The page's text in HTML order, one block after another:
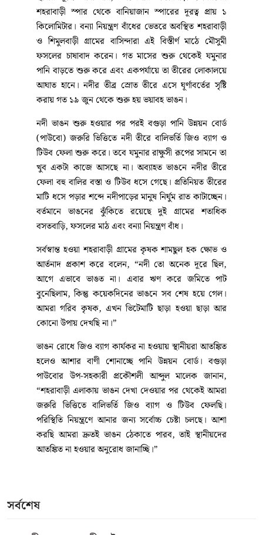
বগুড়ার ধুনট উপজেলার শহরাবাড়ী ও শিমুলবাড়ী গ্রামে গত
প্রায় দুই সপ্তাহ ধরে প্রমত্তা যমুনা নদীর তীব্র ভাঙন অব্যাহত
রয়েছে। উজান থেকে নেমে আসা পাহাড়ি ঢলে নদীর পানি বৃদ্ধি
পাওয়ায় এই ভাঙন দেখা দিয়েছে। এতে কৃষকের বিস্তীর্ণ ফসলি
জমি ইতিমধ্যেই নদীগর্ভে বিলীন হয়ে গেছে। পানি উন্নয়ন বোর্ড
না, ফলে নদীপাড়ের বাসিন্দাদের মধ্যে চরম আতঙ্ক ছড়িয়ে
পড়েছে।
স্থানীয় সূত্রে জানা যায়, উপজেলার ভাণ্ডারবাড়ী ইউনিয়নের
শহরাবাড়ী স্পার থেকে বানিয়াজান স্পারের দূরত্ব প্রায় ১
কিলোমিটার। বন্যা নিয়ন্ত্রণ বাঁধের ভেতরে অবস্থিত শহরাবাড়ী
ও শিমুলবাড়ী গ্রামের বাসিন্দারা এই বিস্তীর্ণ মাঠে মৌসুমী
ফসলের চাষাবাদ করেন। গত মাসের শুরু থেকেই যমুনার
আঘাত হানে। নদীর তীব্র স্রোত তীরে এসে ঘূর্ণাবর্তের সৃষ্টি
করায় গত ১৯ জুন থেকে শুরু হয় ভয়াবহ ভাঙন।
নদী ভাঙন শুরু হওয়ার পর পরই বগুড়া পানি উন্নয়ন বোর্ড
(পাউবো) জরুরি ভিত্তিতে নদী তীরে বালিভর্তি জিও ব্যাগ ও
টিউব ফেলা শুরু করে। তবে যমুনার রাক্ষুসী রূপের সামনে তা
ফেলা বহু বালির বস্তা ও টিউব ধসে গেছে। প্রতিনিয়ত তীরের
মাটি ধসে পড়ার শব্দে নদীপাড়ের মানুষ নির্ঘুম রাত কাটাচ্ছেন।
বর্তমানে ভাঙনের ঝুঁকিতে রয়েছে দুই গ্রামের শতাধিক
বসতবাড়ি, ফসলের মাঠ এবং বন্যা নিয়ন্ত্রণ বাঁধ।
সর্বস্বান্ত হওয়া শহরাবাড়ী গ্রামের কৃষক শামছুল হক ক্ষোভ ও
আর্তনাদ প্রকাশ করে বলেন, “নদী তো অনেক দূরে ছিল,
আগে এভাবে ভাঙত না। এবার ঋণ করে জমিতে পাট
ভাঙন রোধে জিও ব্যাগ কার্যকর না হওয়ায় স্থানীয়রা আতঙ্কিত